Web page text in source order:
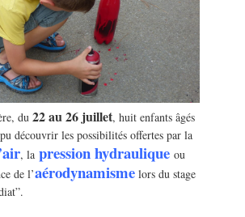
du 22 au 26 juillet, huit enfants âgés
découvrir les possibilités offertes par la
, lapressionhydrauliqueou
de l’aérodynamismelors du stage